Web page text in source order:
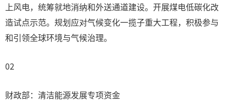
上风电，统筹就地消纳和外送通道建设。开展煤电低碳化改
造试点示范。规划应对气候变化一揽子重大工程，积极参与
和引领全球环境与气候治理。
02
财政部：清洁能源发展专项资金